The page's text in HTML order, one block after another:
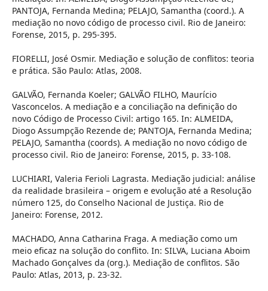
PANTOJA, Fernanda Medina; PELAJO, Samantha (coord.). A
mediação no novo código de processo civil. Rio de Janeiro:
Forense, 2015, p. 295-395.
FIORELLI, José Osmir. Mediação e solução de conflitos: teoria
e prática. São Paulo: Atlas, 2008.
GALVÃO, Fernanda Koeler; GALVÃO FILHO, Maurício
Vasconcelos. A mediação e a conciliação na definição do
novo Código de Processo Civil: artigo 165. In: ALMEIDA,
Diogo Assumpção Rezende de; PANTOJA, Fernanda Medina;
PELAJO, Samantha (coords). A mediação no novo código de
processo civil. Rio de Janeiro: Forense, 2015, p. 33-108.
LUCHIARI, Valeria Ferioli Lagrasta. Mediação judicial: análise
da realidade brasileira – origem e evolução até a Resolução
número 125, do Conselho Nacional de Justiça. Rio de
Janeiro: Forense, 2012.
MACHADO, Anna Catharina Fraga. A mediação como um
meio eficaz na solução do conflito. In: SILVA, Luciana Aboim
Machado Gonçalves da (org.). Mediação de conflitos. São
Paulo: Atlas, 2013, p. 23-32.